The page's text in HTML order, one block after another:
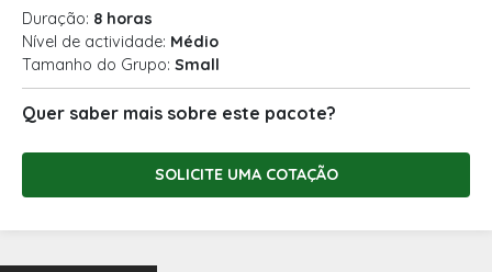
Duração: 8 horas
Nível de actividade: Médio
Tamanho do Grupo: Small
Quer saber mais sobre este pacote?
SOLICITE UMA COTAÇÃO